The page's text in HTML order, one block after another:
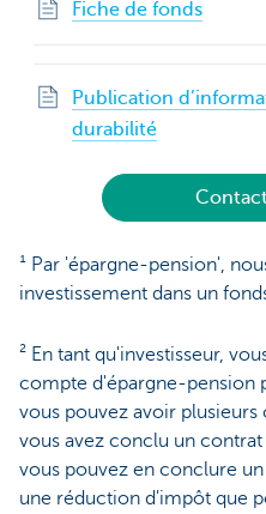
Fiche de fonds
Publication
durabilité
¹ Par 'épargne-pension',
investissement dans un
² En tant qu'investisseur,
compte d'épargne-pension
vous pouvez avoir
vous avez conclu un
vous pouvez en conclure
une réduction d'impôt que